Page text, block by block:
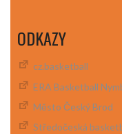
ODKAZY
cz.basketball
ERA Basketball
Město Český Brod
Středočeská